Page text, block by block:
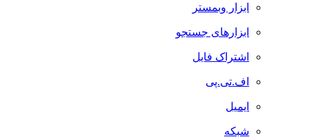
ابزار وبمستر
ابزارهای جستجو
اشتراک فایل
اف.تی.پی
ایمیل
شبکه